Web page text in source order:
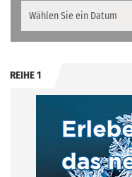
REIHE 1